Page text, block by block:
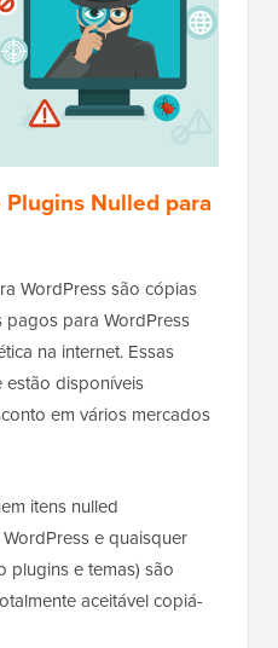
Plugins Nulled para
WordPress são cópias
para WordPress
na internet. Essas
estão disponíveis
em vários mercados
itens nulled
e quaisquer
plugins e temas) são
aceitável copiá-